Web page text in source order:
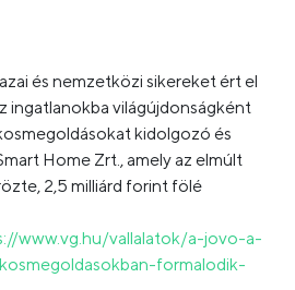
és nemzetközi sikereket ért el
ingatlanokba világújdonságként
kidolgozó és
Home Zrt., amely az elmúlt
2,5 milliárd forint fölé
www.vg.hu/vallalatok/a-jovo-a-
formalodik-